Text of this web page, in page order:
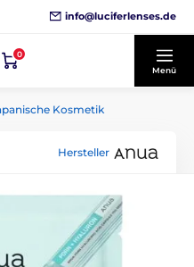
info@luciferlenses.de
0
Menü
Kosmetik
Hersteller